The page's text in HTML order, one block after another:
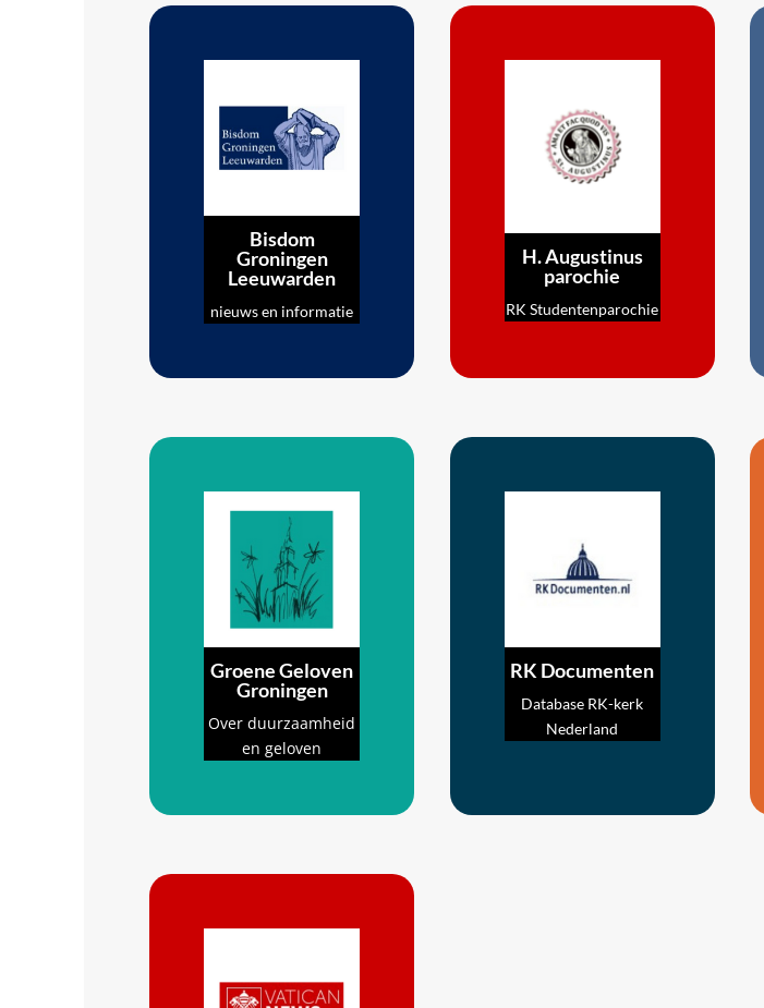
Bisdom
Groningen
Leeuwarden
nieuws en informatie
H. Augustinus
parochie
RK Studentenparochie
Groene Geloven
Groningen
Over duurzaamheid
en geloven
RK Documenten
Database RK-kerk
Nederland